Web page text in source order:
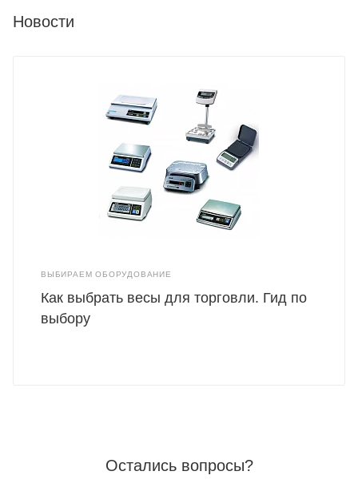
Новости
ВЫБИРАЕМ ОБОРУДОВАНИЕ
Как выбрать весы для торговли. Гид по
выбору
Остались вопросы?